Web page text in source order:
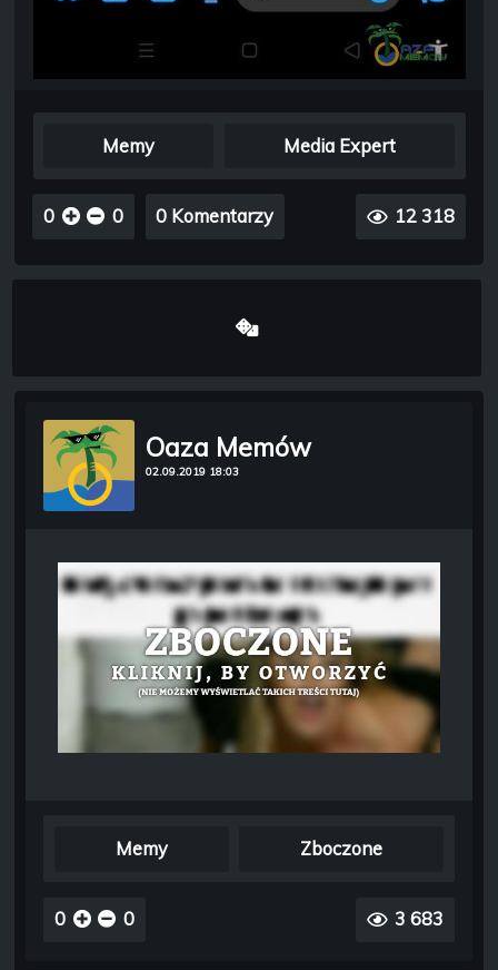
Memy Media Expert
0 0 0 Komentarzy 12 318
Oaza Memów
02.09.2019 18:03
Memy Zboczone
0 0 3 683